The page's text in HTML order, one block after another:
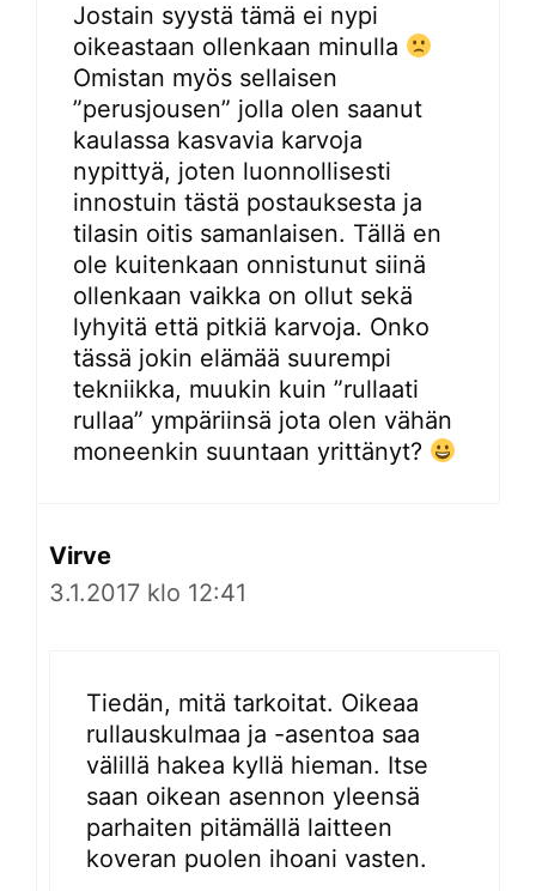
Jostain syystä tämä ei nypi
oikeastaan ollenkaan minulla
Omistan myös sellaisen
”perusjousen” jolla olen saanut
kaulassa kasvavia karvoja
nypittyä, joten luonnollisesti
innostuin tästä postauksesta ja
tilasin oitis samanlaisen. Tällä en
ole kuitenkaan onnistunut siinä
ollenkaan vaikka on ollut sekä
lyhyitä että pitkiä karvoja. Onko
tässä jokin elämää suurempi
tekniikka, muukin kuin ”rullaati
rullaa” ympäriinsä jota olen vähän
moneenkin suuntaan yrittänyt?
Virve
3.1.2017 klo 12:41
Tiedän, mitä tarkoitat. Oikeaa
rullauskulmaa ja -asentoa saa
välillä hakea kyllä hieman. Itse
saan oikean asennon yleensä
parhaiten pitämällä laitteen
koveran puolen ihoani vasten.